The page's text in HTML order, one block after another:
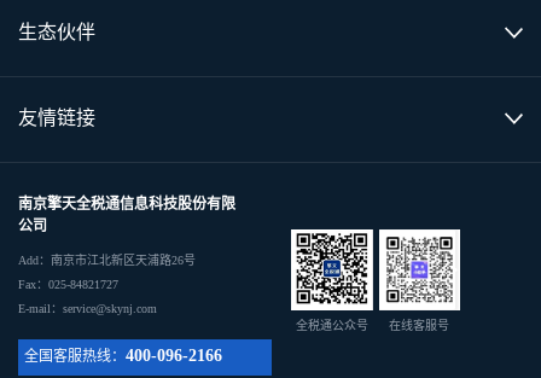
生态伙伴
友情链接
南京擎天全税通信息科技股份有限
公司
Add：南京市江北新区天浦路26号
Fax：025-84821727
E-mail：service@skynj.com
全国客服热线： 400-096-2166
全税通公众号 在线客服号